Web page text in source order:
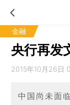
金融
央行再发
2015年10月26日
中国尚未面